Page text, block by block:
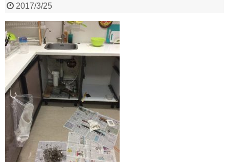
2017/3/25